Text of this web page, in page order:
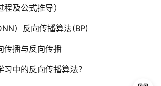
及公式推导）
）反向传播算法(BP)
传播与反向传播
中的反向传播算法？